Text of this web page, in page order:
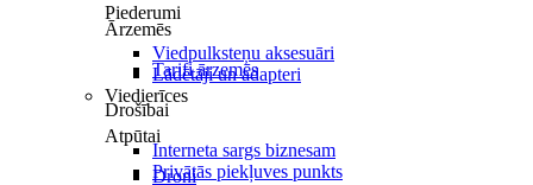
Ārzemēs
Tarifi ārzemēs
Drošībai
Interneta sargs biznesam
Privātās piekļuves punkts
Piederumi
Viedpulksteņu aksesuāri
Lādētāji un adapteri
Viedierīces
Atpūtai
Droni